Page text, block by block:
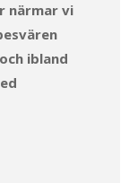
närmar vi
ibland